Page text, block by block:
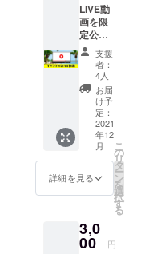
LIVE動
画を限
定公開
しま
す。 イ
ベント
のLIVE
動画を
閲覧で
きる
URL（I
D／
PASS）
をメー
ルアド
レスに
す。
支援
者：
4人
お届
け予
定：
2021
年12
月
詳細を見る
こ
の
リ
タ
ー
ン
を
選
択
す
る
3,0
00 円